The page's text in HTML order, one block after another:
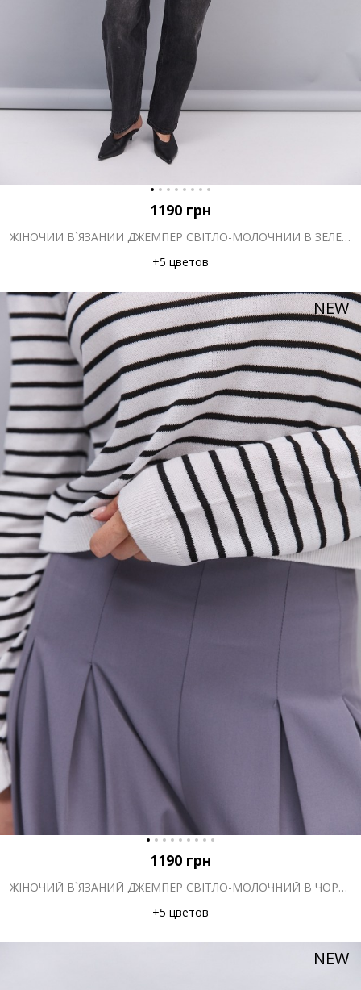
1190 грн
ЖІНОЧИЙ В`ЯЗАНИЙ ДЖЕМПЕР СВІТЛО-МОЛОЧНИЙ В ЗЕЛЕНУ СМУЖКУ
+5 цветов
NEW
1190 грн
ЖІНОЧИЙ В`ЯЗАНИЙ ДЖЕМПЕР СВІТЛО-МОЛОЧНИЙ В ЧОРНУ СМУЖКУ
+5 цветов
NEW